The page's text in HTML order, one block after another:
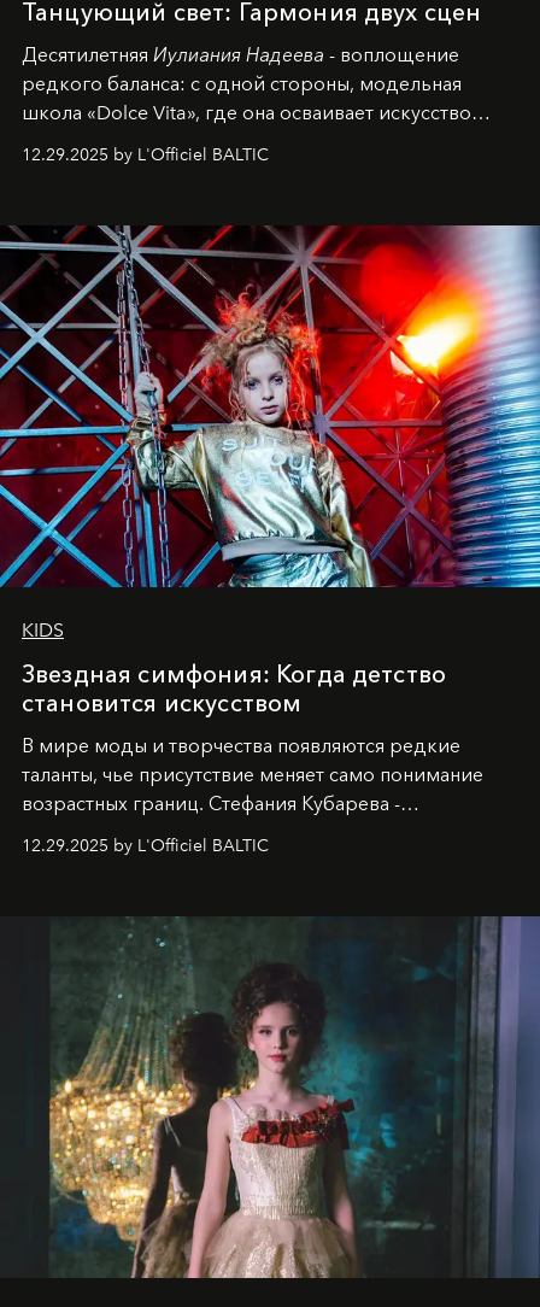
Танцующий свет: Гармония двух сцен
Десятилетняя Иулиания Надеева - воплощение
редкого баланса: с одной стороны, модельная
школа «Dolce Vita», где она осваивает искусство
позы и образа, с другой - подготовительная
балетная студия при хореографическом училище,
танцевального пути за плечами.
12.29.2025 by L'Officiel BALTIC
KIDS
Звездная симфония: Когда детство
становится искусством
В мире моды и творчества появляются редкие
таланты, чье присутствие меняет само понимание
возрастных границ. Стефания Кубарева -
десятилетняя обладательница невероятной
харизмы, чье имя уже украшает обложки
2025
и LUXIA June 2025, представляет собой
уникальное явление современной культуры.
12.29.2025 by L'Officiel BALTIC